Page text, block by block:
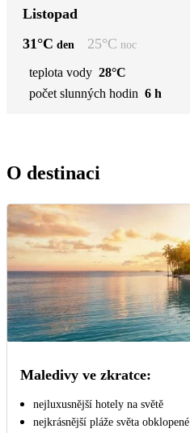
Listopad
31°C den 25°C noc
teplota vody 28°C
počet slunných hodin 6 h
O destinaci
Maledivy ve zkratce:
nejluxusnější hotely na světě
nejkrásnější pláže světa